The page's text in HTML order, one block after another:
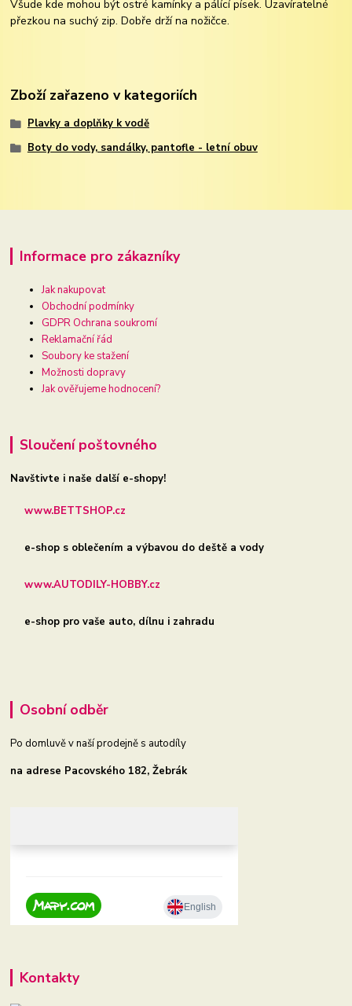
Všude kde mohou být ostré kamínky a pálící písek. Uzavíratelné
přezkou na suchý zip. Dobře drží na nožičce.
Zboží zařazeno v kategoriích
Plavky a doplňky k vodě
Boty do vody, sandálky, pantofle - letní obuv
Informace pro zákazníky
Jak nakupovat
Obchodní podmínky
GDPR Ochrana soukromí
Reklamační řád
Soubory ke stažení
Možnosti dopravy
Jak ověřujeme hodnocení?
Sloučení poštovného
Navštivte i naše další e-shopy!
www.BETTSHOP.cz
e-shop s oblečením a výbavou do deště a vody
www.AUTODILY-HOBBY.cz
e-shop pro vaše auto, dílnu i zahradu
Osobní odběr
Po domluvě v naší prodejně s autodíly
na adrese Pacovského 182, Žebrák
Kontakty